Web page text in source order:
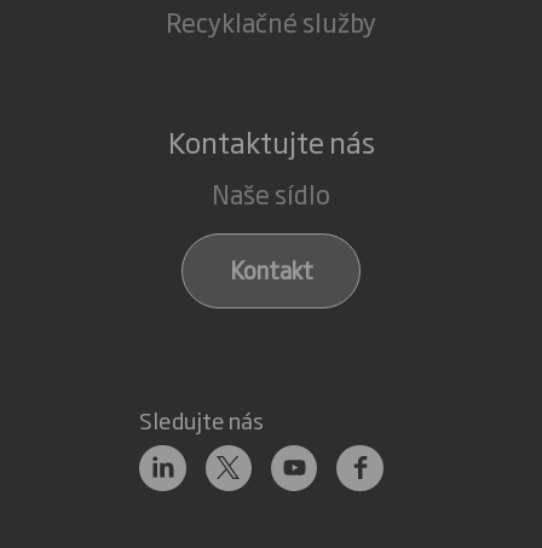
Recyklačné služby
Kontaktujte nás
Naše sídlo
Kontakt
Sledujte nás